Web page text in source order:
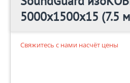
5000х1500х15 (7.5
Свяжитесь с нами насчёт цены